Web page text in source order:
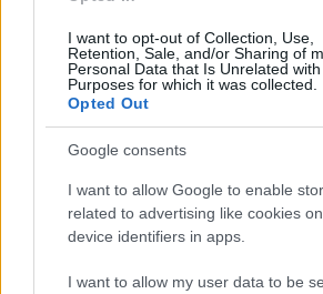
I want to opt-out of Collection, Use,
Retention, Sale, and/or Sharing of
Personal Data that Is Unrelated
Purposes for which it was collected.
Opted Out
Google consents
I want to allow Google to enable
related to advertising like cookies
device identifiers in apps.
I want to allow my user data to be
legjobb, amit akkor tehettem” –mesélte